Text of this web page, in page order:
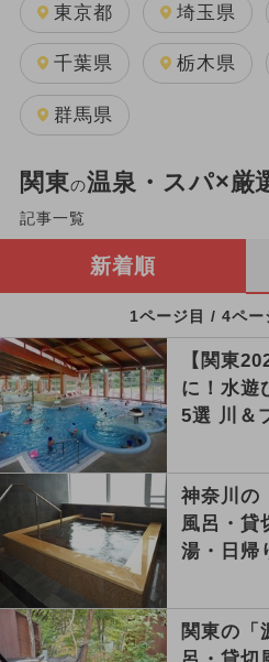
東京都 埼玉県
千葉県 栃木県
群馬県
関東の温泉・スパ×厳
記事一覧
新着順
1ページ目 / 4ペー
【関東
に！水遊
5選 川＆
神奈川の
風呂・貸
湯・日帰
関東の「